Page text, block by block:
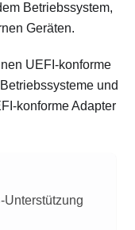
Betriebssystem,
Geräten.
UEFI-konforme
und
konforme Adapter
Unterstützung